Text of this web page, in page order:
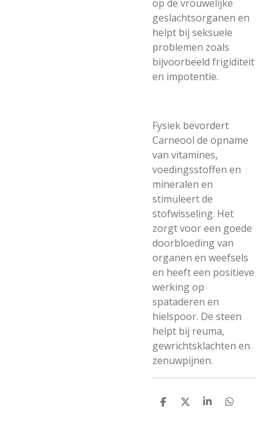
op de vrouwelijke
geslachtsorganen en
helpt bij seksuele
problemen zoals
bijvoorbeeld frigiditeit
en impotentie.
Fysiek bevordert
Carneool de opname
van vitamines,
voedingsstoffen en
mineralen en
stimuleert de
stofwisseling. Het
zorgt voor een goede
doorbloeding van
organen en weefsels
en heeft een positieve
werking op
spataderen en
hielspoor. De steen
helpt bij reuma,
gewrichtsklachten en
zenuwpijnen.
D
D
S
D